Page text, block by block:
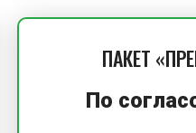
ПАКЕТ
По